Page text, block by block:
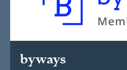
byways